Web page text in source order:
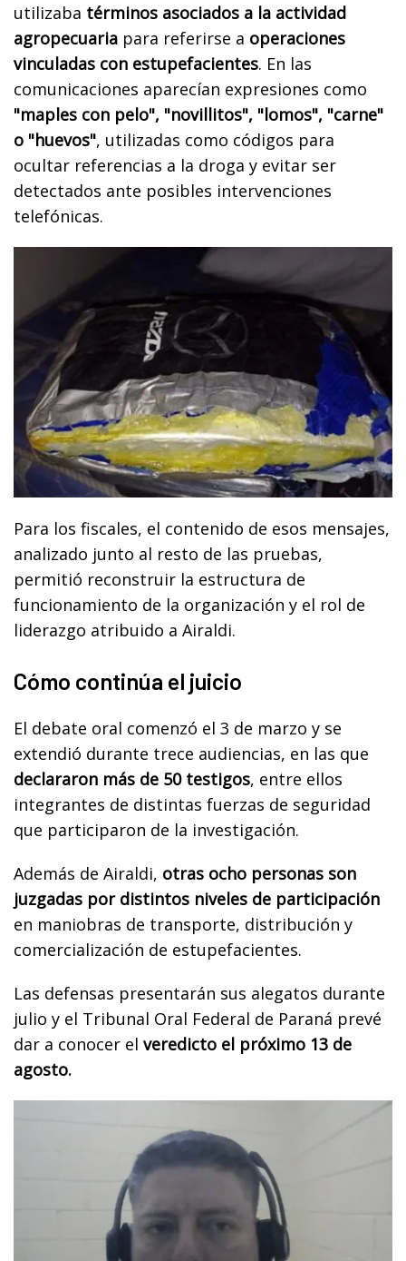
utilizaba términos asociados a la actividad
agropecuaria para referirse a operaciones
vinculadas con estupefacientes. En las
comunicaciones aparecían expresiones como
"maples con pelo", "novillitos", "lomos", "carne"
o "huevos", utilizadas como códigos para
ocultar referencias a la droga y evitar ser
detectados ante posibles intervenciones
telefónicas.
Para los fiscales, el contenido de esos mensajes,
analizado junto al resto de las pruebas,
permitió reconstruir la estructura de
funcionamiento de la organización y el rol de
liderazgo atribuido a Airaldi.
Cómo continúa el juicio
El debate oral comenzó el 3 de marzo y se
extendió durante trece audiencias, en las que
declararon más de 50 testigos, entre ellos
integrantes de distintas fuerzas de seguridad
que participaron de la investigación.
Además de Airaldi, otras ocho personas son
juzgadas por distintos niveles de participación
en maniobras de transporte, distribución y
comercialización de estupefacientes.
Las defensas presentarán sus alegatos durante
julio y el Tribunal Oral Federal de Paraná prevé
dar a conocer el veredicto el próximo 13 de
agosto.